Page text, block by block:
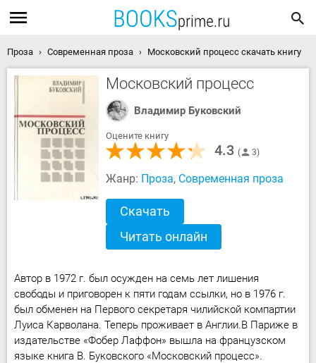
Проза Современная проза Московский процесс скачать книгу
Московский процесс
Владимир Буковский
Оцените книгу
4.3 3
Жанр: Проза, Современная проза
Скачать
Читать онлайн
Автор в 1972 г. был осужден на семь лет лишения
свободы и приговорен к пяти годам ссылки, но в 1976 г.
был обменен на Первого секретаря чилийской компартии
Луиса Карволана. Теперь проживает в Англии.В Париже в
издательстве «Фобер Лаффон» вышла на французском
языке книга В. Буковского «Московский процесс».